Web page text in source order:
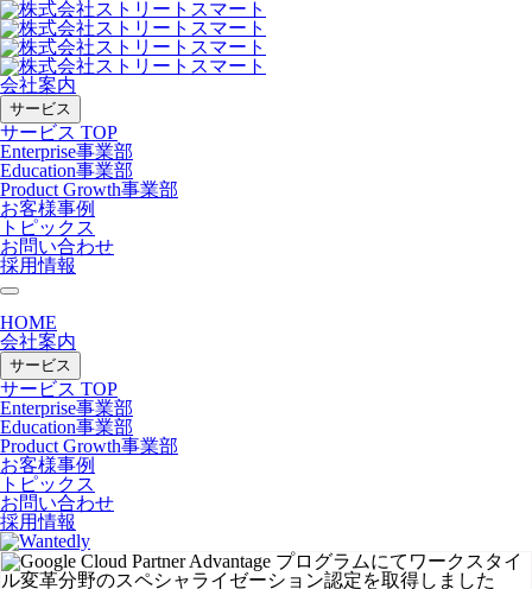
会社案内
サービス
サービス TOP
Enterprise事業部
Education事業部
Product Growth事業部
お客様事例
トピックス
お問い合わせ
採用情報
HOME
会社案内
サービス
サービス TOP
Enterprise事業部
Education事業部
Product Growth事業部
お客様事例
トピックス
お問い合わせ
採用情報